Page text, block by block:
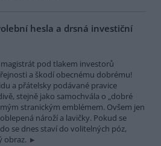
hesla a drsná investiční
pod tlakem investorů
a škodí obecnému dobrému!
a přátelsky podávané pravice
stejně jako samochvála o „dobré
stranickým emblémem. Ovšem jen
nároží a lavičky. Pokud se
se dnes staví do volitelných póz,
obraz.